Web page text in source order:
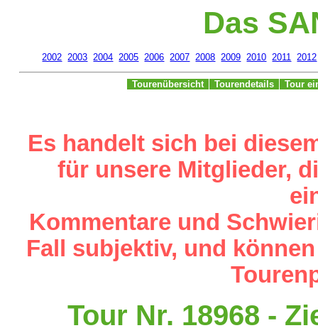
Das
2002 2003 2004 2005 2006 2007 2008 2009 2010 2011 2012
Tourenübersicht Tourendetails Tour
Es handelt sich bei
für unsere Mitglieder,
Kommentare und
Fall subjektiv, und
Tour Nr. 18968 -